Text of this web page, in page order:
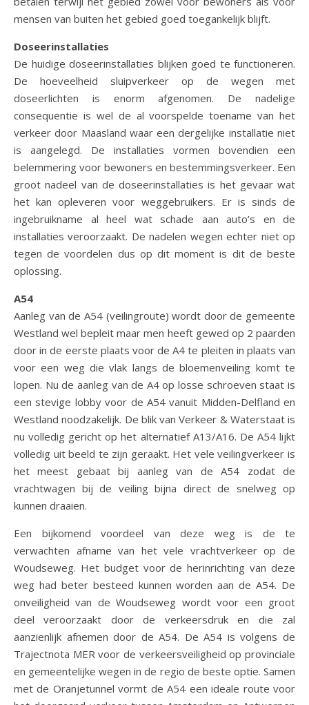
mensen van buiten het gebied goed toegankelijk blijft.
Doseerinstallaties
De huidige doseerinstallaties blijken goed te functioneren.
De hoeveelheid sluipverkeer op de wegen met
doseerlichten is enorm afgenomen. De nadelige
consequentie is wel de al voorspelde toename van het
verkeer door Maasland waar een dergelijke installatie niet
is aangelegd. De installaties vormen bovendien een
belemmering voor bewoners en bestemmingsverkeer. Een
groot nadeel van de doseerinstallaties is het gevaar wat
het kan opleveren voor weggebruikers. Er is sinds de
ingebruikname al heel wat schade aan auto’s en de
installaties veroorzaakt. De nadelen wegen echter niet op
tegen de voordelen dus op dit moment is dit de beste
oplossing.
A54
Aanleg van de A54 (veilingroute) wordt door de gemeente
Westland wel bepleit maar men heeft gewed op 2 paarden
door in de eerste plaats voor de A4 te pleiten in plaats van
voor een weg die vlak langs de bloemenveiling komt te
lopen. Nu de aanleg van de A4 op losse schroeven staat is
een stevige lobby voor de A54 vanuit Midden-Delfland en
Westland noodzakelijk. De blik van Verkeer & Waterstaat is
nu volledig gericht op het alternatief A13/A16. De A54 lijkt
volledig uit beeld te zijn geraakt. Het vele veilingverkeer is
het meest gebaat bij aanleg van de A54 zodat de
vrachtwagen bij de veiling bijna direct de snelweg op
kunnen draaien.
Een bijkomend voordeel van deze weg is de te
verwachten afname van het vele vrachtverkeer op de
Woudseweg. Het budget voor de herinrichting van deze
weg had beter besteed kunnen worden aan de A54. De
onveiligheid van de Woudseweg wordt voor een groot
deel veroorzaakt door de verkeersdruk en die zal
aanzienlijk afnemen door de A54. De A54 is volgens de
Trajectnota MER voor de verkeersveiligheid op provinciale
en gemeentelijke wegen in de regio de beste optie. Samen
met de Oranjetunnel vormt de A54 een ideale route voor